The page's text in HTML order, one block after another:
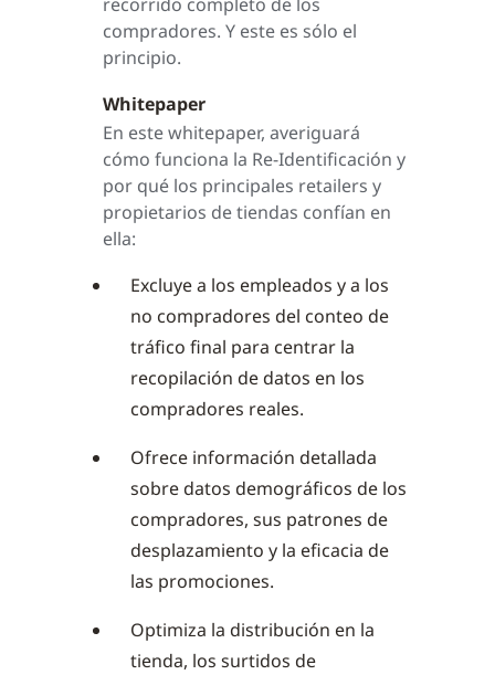
compradores. Y este es sólo el
principio.
Whitepaper
En este whitepaper, averiguará
cómo funciona la Re-Identificación y
por qué los principales retailers y
propietarios de tiendas confían en
ella:
Excluye a los empleados y a los
no compradores del conteo de
tráfico final para centrar la
recopilación de datos en los
compradores reales.
Ofrece información detallada
sobre datos demográficos de los
compradores, sus patrones de
desplazamiento y la eficacia de
las promociones.
Optimiza la distribución en la
tienda, los surtidos de